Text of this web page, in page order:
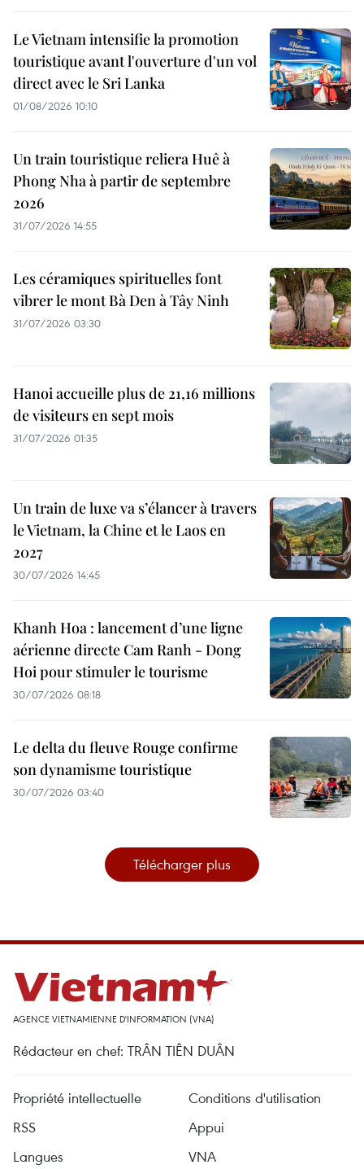
Le Vietnam intensifie la promotion
touristique avant l'ouverture d'un vol
direct avec le Sri Lanka
01/08/2026 10:10
Un train touristique reliera Huê à
Phong Nha à partir de septembre
2026
31/07/2026 14:55
Les céramiques spirituelles font
vibrer le mont Bà Den à Tây Ninh
31/07/2026 03:30
Hanoi accueille plus de 21,16 millions
de visiteurs en sept mois ​
31/07/2026 01:35
Un train de luxe va s’élancer à travers
le Vietnam, la Chine et le Laos en
2027
30/07/2026 14:45
Khanh Hoa : lancement d’une ligne
aérienne directe Cam Ranh - Dong
Hoi pour stimuler le tourisme
30/07/2026 08:18
Le delta du fleuve Rouge confirme
son dynamisme touristique
30/07/2026 03:40
Télécharger plus
AGENCE VIETNAMIENNE D'INFORMATION (VNA)
Rédacteur en chef: TRÂN TIÊN DUÂN
Propriété intellectuelle
Conditions d'utilisation
RSS
Appui
Langues
VNA